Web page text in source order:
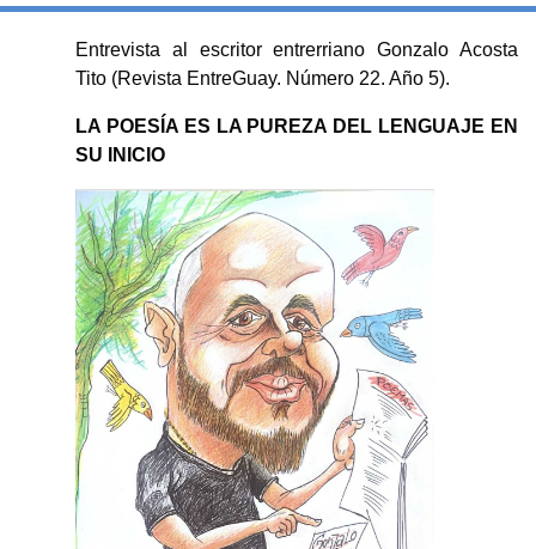
Entrevista al escritor entrerriano Gonzalo Acosta
Tito (Revista EntreGuay. Número 22. Año 5).
LA POESÍA ES LA PUREZA DEL LENGUAJE EN
SU INICIO